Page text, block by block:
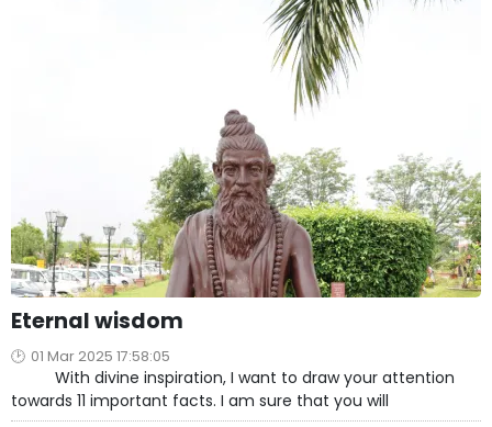
Eternal wisdom
01 Mar 2025 17:58:05
With divine inspiration, I want to draw your attention
towards 11 important facts. I am sure that you will